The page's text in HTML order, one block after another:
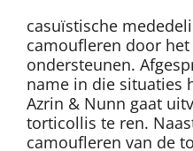
casuïstische
camoufleren door
ondersteunen.
name in die situaties
Azrin & Nunn gaat
torticollis te ren.
camoufleren van de